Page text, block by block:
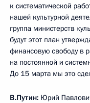
к систематической
нашей культурной
группа министерств
будут этот план
финансовую свободу в
на постоянной и
До 15 марта мы это
В.Путин: Юрий